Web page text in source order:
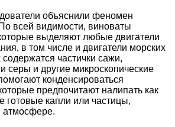
объяснили феномен
всей видимости, виноваты
выделяют любые двигатели
в том числе и двигатели морских
частички сажи,
серы и другие микроскопические
конденсироваться
предпочитают налипать как
готовые капли или частицы,
атмосфере.